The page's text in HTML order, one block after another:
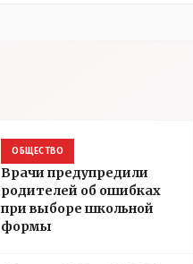
ОБЩЕСТВО
Врачи предупредили
родителей об ошибках
при выборе школьной
формы